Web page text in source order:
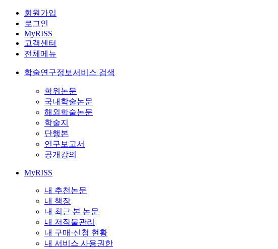
회원가입
로그인
MyRISS
고객센터
전체메뉴
학술연구정보서비스 검색
학위논문
국내학술논문
해외학술논문
학술지
단행본
연구보고서
공개강의
MyRISS
내 추천논문
내 책장
내 최근 본 논문
내 저작물관리
내 구매·신청 현황
내 서비스 사용권한